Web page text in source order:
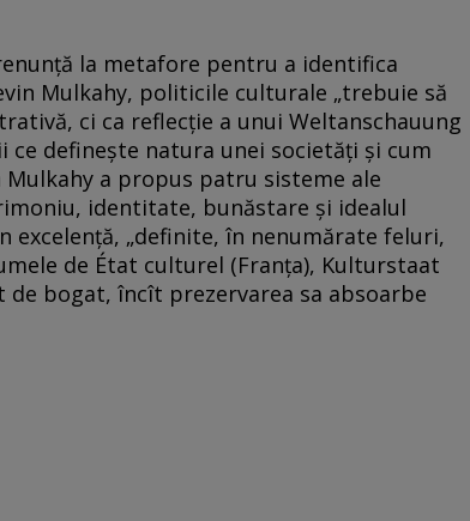
la metafore pentru a identifica
Mulkahy, politicile culturale „trebuie să
ci ca reflecţie a unui Weltanschauung
defineşte natura unei societăţi şi cum
Mulkahy a propus patru sisteme ale
identitate, bunăstare şi idealul
„definite, în nenumărate feluri,
de État culturel (Franţa), Kulturstaat
bogat, încît prezervarea sa absoarbe